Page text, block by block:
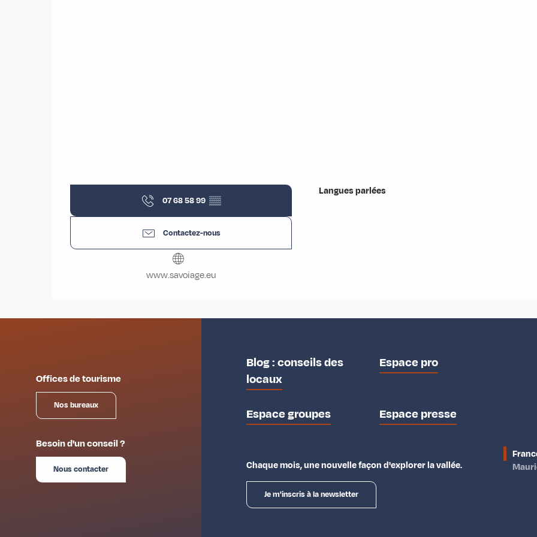
07 68 58 99 ▒▒
Contactez-nous
www.savoiage.eu
Langues parlées
Langues parlées
Offices de tourisme
Nos bureaux
Besoin d'un conseil ?
Nous contacter
Blog : conseils des
locaux
Espace pro
Espace groupes Espace presse
Chaque mois, une nouvelle façon d'explorer la vallée.
Je m'inscris à la newsletter